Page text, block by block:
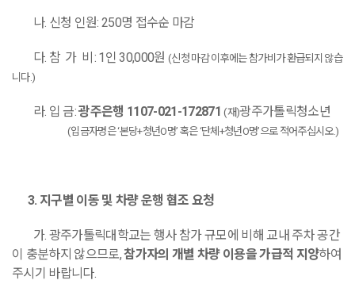
나. 신청 인원: 250명 접수순 마감
다. 참 가 비 : 1 인30,000원(신청 마감 이후에는 참가비가 환급되지 않습
니다.)
라. 입 금:광주은행 1107-021-172871(재)광주가톨릭청소년
(입금자명은‘본당+청년O명’ 혹은‘단체 +청년O명’으로 적어주십시오.)
3. 지구별 이동 및 차량 운행 협조 요청
가. 광주가톨릭대학교는 행사 참가 규모에 비해 교내 주차 공간
이 충분하지 않으므로,참가자의 개별 차량 이용을 가급적 지양하여
주시기 바랍니다.